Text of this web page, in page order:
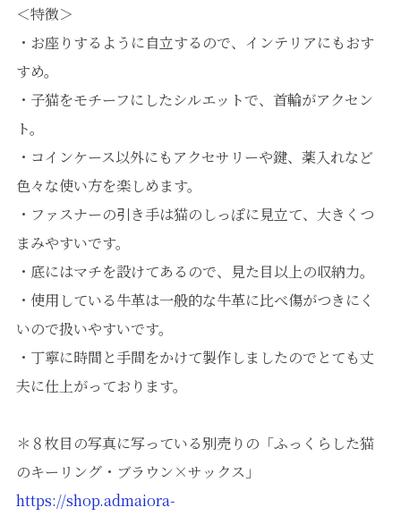
＜特徴＞
・お座りするように自立するので、インテリアにもおす
すめ。
・子猫をモチーフにしたシルエットで、首輪がアクセン
ト。
・コインケース以外にもアクセサリーや鍵、薬入れなど
色々な使い方を楽しめます。
・ファスナーの引き手は猫のしっぽに見立て、大きくつ
まみやすいです。
・底にはマチを設けてあるので、見た目以上の収納力。
・使用している牛革は一般的な牛革に比べ傷がつきにく
いので扱いやすいです。
・丁寧に時間と手間をかけて製作しましたのでとても丈
夫に仕上がっております。
＊８枚目の写真に写っている別売りの「ふっくらした猫
のキーリング・ブラウン×サックス」
https://shop.admaiora-